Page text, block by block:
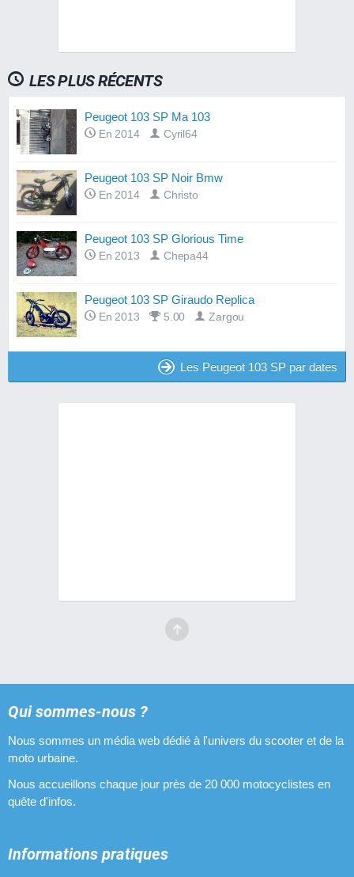
LES PLUS RÉCENTS
Peugeot 103 SP Ma 103
En 2014 Cyril64
Peugeot 103 SP Noir Bmw
En 2014 Christo
Peugeot 103 SP Glorious Time
En 2013 Chepa44
Peugeot 103 SP Giraudo Replica
En 2013 5.00 Zargou
Les Peugeot 103 SP par dates
Qui sommes-nous ?
Nous sommes un média web dédié à l'univers du scooter et de la
moto urbaine.
Nous accueillons chaque jour près de 20 000 motocyclistes en
quête d'infos.
Informations pratiques